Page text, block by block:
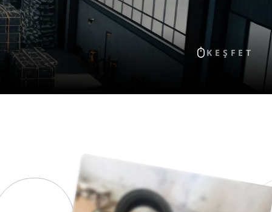
KEŞFET